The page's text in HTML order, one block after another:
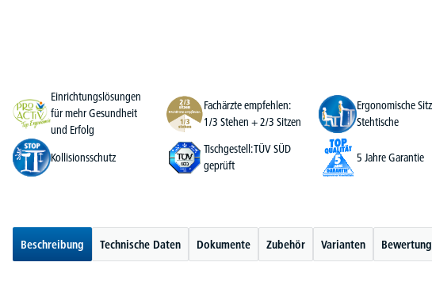
Einrichtungslösungen
für mehr Gesundheit
und Erfolg
Fachärzte empfehlen:
1/3 Stehen + 2/3 Sitzen
Ergonomische
Stehtische
Kollisionsschutz
Tischgestell: TÜV SÜD
geprüft
5 Jahre Garantie
Beschreibung Technische Daten Dokumente Zubehör Varianten